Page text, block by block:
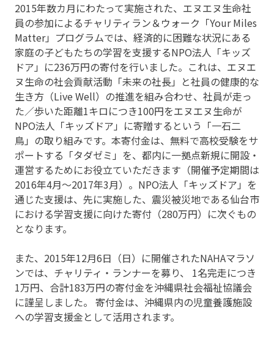
2015年数カ月にわたって実施された、エヌエヌ生命社
員の参加によるチャリティラン＆ウォーク「Your Miles
Matter」プログラムでは、経済的に困難な状況にある
家庭の子どもたちの学習を支援するNPO法人「キッズ
ドア」に236万円の寄付を行いました。これは、エヌエ
ヌ生命の社会貢献活動「未来の社長」と社員の健康的な
生き方（Live Well）の推進を組み合わせ、社員が走っ
た／歩いた距離1キロにつき100円をエヌエヌ生命が
NPO法人「キッズドア」に寄贈するという「一石二
鳥」の取り組みです。本寄付金は、無料で高校受験をサ
ポートする「タダゼミ」を、都内に一拠点新規に開設・
運営するためにお役立ていただきます（開催予定期間は
2016年4月～2017年3月）。NPO法人「キッズドア」を
通じた支援は、先に実施した、震災被災地である仙台市
における学習支援に向けた寄付（280万円）に次ぐもの
となります。
また、2015年12月6日（日）に開催されたNAHAマラソ
ンでは、チャリティ・ランナーを募り、 1名完走につき
1万円、合計183万円の寄付金を沖縄県社会福祉協議会
に謹呈しました。 寄付金は、沖縄県内の児童養護施設
への学習支援金として活用されます。